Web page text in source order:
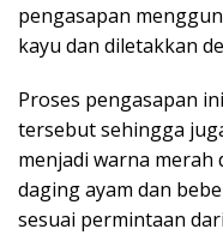
pengasapan
kayu dan diletakkan
Proses pengasapan
tersebut sehingga
menjadi warna
daging ayam dan
sesuai permintaan